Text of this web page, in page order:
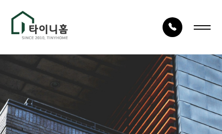
회사안내
회사소개
건축사례
시공사례